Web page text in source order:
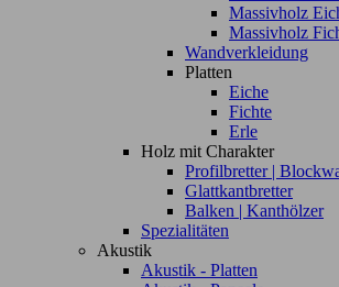
Massivholz
Massivholz
Wandverkleidung
Platten
Eiche
Fichte
Erle
Holz mit Charakter
Profilbretter |
Glattkantbretter
Balken | Kanthölzer
Spezialitäten
Akustik
Akustik - Platten